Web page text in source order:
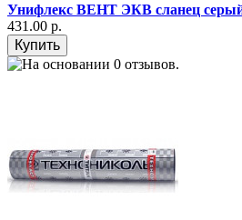
Унифлекс ВЕНТ ЭКВ сланец
431.00 р.